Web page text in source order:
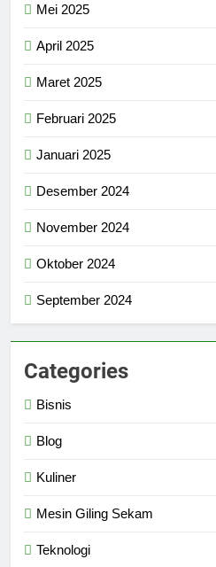
Mei 2025
April 2025
Maret 2025
Februari 2025
Januari 2025
Desember 2024
November 2024
Oktober 2024
September 2024
Categories
Bisnis
Blog
Kuliner
Mesin Giling Sekam
Teknologi